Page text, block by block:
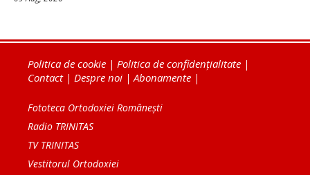
Politica de cookie | Politica de confidențialitate |
Contact| Despre noi |Abonamente |
Fototeca Ortodoxiei Românești
Radio TRINITAS
TV TRINITAS
Vestitorul Ortodoxiei